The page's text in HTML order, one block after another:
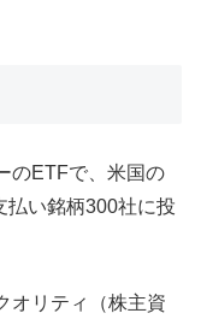
のETFで、米国の
払い銘柄300社に投
オリティ（株主資